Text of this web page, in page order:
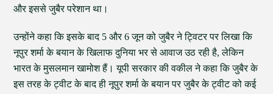
और इससे जुबैर परेशान था।
उन्होंने कहा कि इसके बाद 5 और 6 जून को जुबैर ने ट्विटर पर लिखा कि
नूपुर शर्मा के बयान के खिलाफ दुनिया भर से आवाज उठ रही है, लेकिन
भारत के मुसलमान खामोश हैं। यूपी सरकार की वकील ने कहा कि जुबैर के
इस तरह के ट्वीट के बाद ही नूपुर शर्मा के बयान पर जुबैर के ट्वीट को कई